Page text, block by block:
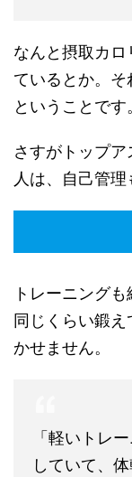
なんと摂取カ
ているとか。
ということです
さすがトップ
人は、自己管理
トレーニング
同じくらい鍛
かせません。
「軽いトレ
していて、